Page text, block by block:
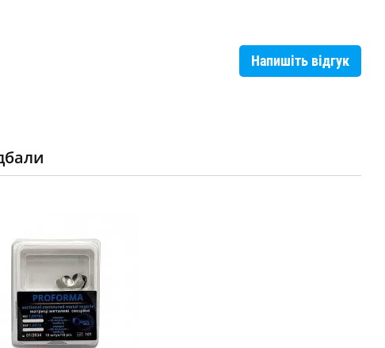
Напишіть відгук